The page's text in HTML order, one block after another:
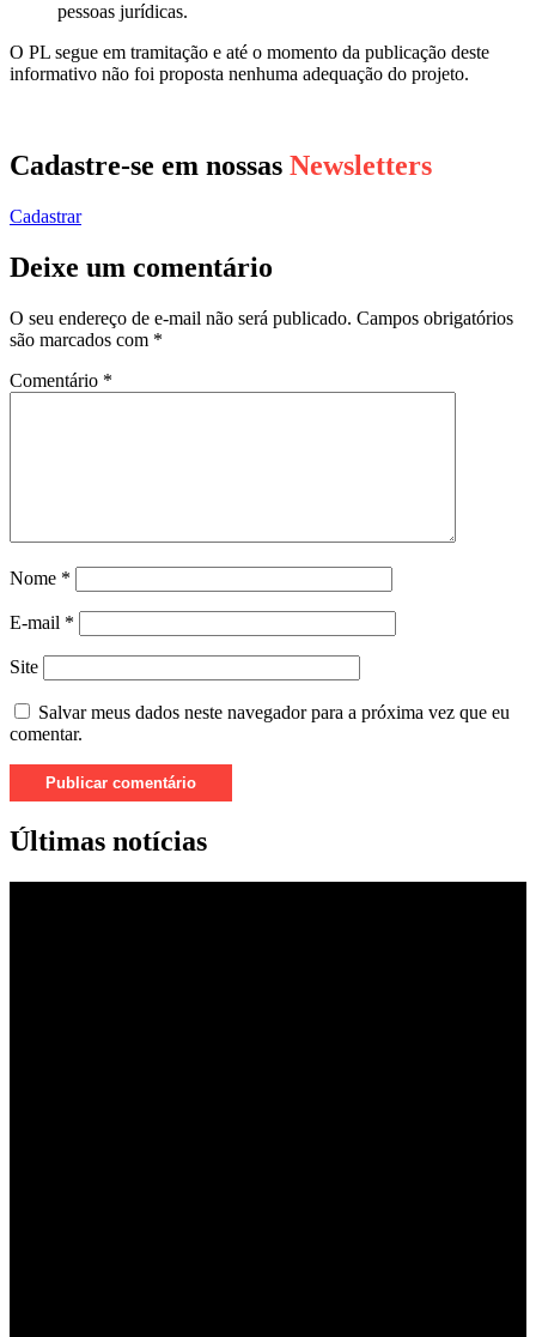
pessoas jurídicas.
O PL segue em tramitação e até o momento da publicação deste
informativo não foi proposta nenhuma adequação do projeto.
Cadastre-se em nossas Newsletters
Cadastrar
Deixe um comentário
O seu endereço de e-mail não será publicado. Campos obrigatórios
são marcados com *
Comentário *
Nome *
E-mail *
Site
Salvar meus dados neste navegador para a próxima vez que eu
comentar.
Últimas notícias